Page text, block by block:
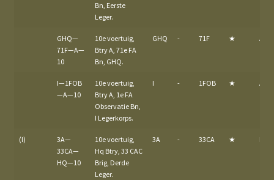
Bn, Eerste
Leger.
GHQ—
71F—A—
10
10e voertuig,
Btry A, 71e FA
Bn, GHQ.
GHQ - 71F ★ A
I—1FOB
—A—10
10e voertuig,
Btry A, 1e FA
Observatie Bn,
I Legerkorps.
I - 1FOB ★ A
(l)
3A—
33CA—
HQ—10
10e voertuig,
Hq Btry, 33 CAC
Brig, Derde
Leger.
3A - 33CA ★